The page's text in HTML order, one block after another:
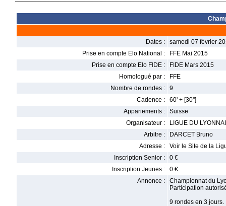
Dates :
samedi 07 février
Prise en compte Elo National :
FFE Mai 2015
Prise en compte Elo FIDE :
FIDE Mars 2015
Homologué par :
FFE
Nombre de rondes :
9
Cadence :
60' + [30'']
Appariements :
Suisse
Organisateur :
LIGUE DU
Arbitre :
DARCET Bruno
Adresse :
Voir le Site de la
Inscription Senior :
0 €
Inscription Jeunes :
0 €
Annonce :
Championnat du
Participation
9 rondes en 3 jours.